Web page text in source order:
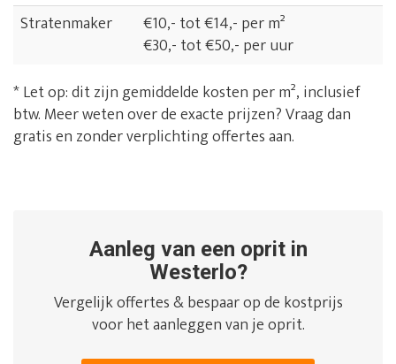
Stratenmaker
€10,- tot €14,- per m²
€30,- tot €50,- per uur
* Let op: dit zijn gemiddelde kosten per m², inclusief
btw. Meer weten over de exacte prijzen? Vraag dan
gratis en zonder verplichting offertes aan.
Aanleg van een oprit in
Westerlo?
Vergelijk offertes & bespaar op de kostprijs
voor het aanleggen van je oprit.